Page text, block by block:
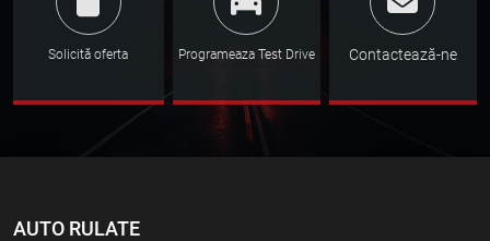
Solicită oferta Programeaza Test Drive Contactează-ne
AUTO RULATE